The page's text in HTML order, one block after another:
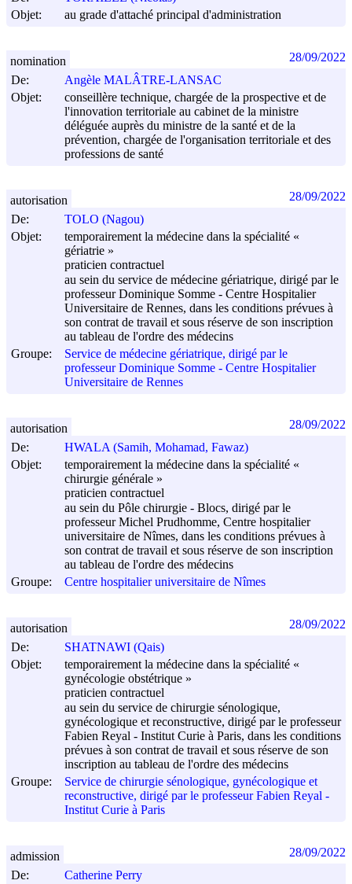
Objet:
au grade d'attaché principal d'administration
De:
Angèle MALÂTRE-LANSAC
Objet:
conseillère technique, chargée de la prospective et de
l'innovation territoriale au cabinet de la ministre
déléguée auprès du ministre de la santé et de la
prévention, chargée de l'organisation territoriale et des
professions de santé
nomination 28/09/2022
De:
TOLO (Nagou)
Objet:
temporairement la médecine dans la spécialité «
gériatrie »
praticien contractuel
au sein du service de médecine gériatrique, dirigé par le
professeur Dominique Somme - Centre Hospitalier
Universitaire de Rennes, dans les conditions prévues à
son contrat de travail et sous réserve de son inscription
au tableau de l'ordre des médecins
Groupe:
Service de médecine gériatrique, dirigé par le
professeur Dominique Somme - Centre Hospitalier
Universitaire de Rennes
autorisation 28/09/2022
De:
HWALA (Samih, Mohamad, Fawaz)
Objet:
temporairement la médecine dans la spécialité «
chirurgie générale »
praticien contractuel
au sein du Pôle chirurgie - Blocs, dirigé par le
professeur Michel Prudhomme, Centre hospitalier
universitaire de Nîmes, dans les conditions prévues à
son contrat de travail et sous réserve de son inscription
au tableau de l'ordre des médecins
Groupe:
Centre hospitalier universitaire de Nîmes
autorisation 28/09/2022
De:
SHATNAWI (Qais)
Objet:
temporairement la médecine dans la spécialité «
gynécologie obstétrique »
praticien contractuel
au sein du service de chirurgie sénologique,
gynécologique et reconstructive, dirigé par le professeur
Fabien Reyal - Institut Curie à Paris, dans les conditions
prévues à son contrat de travail et sous réserve de son
inscription au tableau de l'ordre des médecins
Groupe:
Service de chirurgie sénologique, gynécologique et
reconstructive, dirigé par le professeur Fabien Reyal -
Institut Curie à Paris
autorisation 28/09/2022
De:
Catherine Perry
admission 28/09/2022